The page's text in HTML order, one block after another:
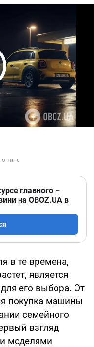
Video
главного –
на OBOZ.UA в
в те времена,
является
его выбора. От
покупка машины
семейного
взгляд
моделями